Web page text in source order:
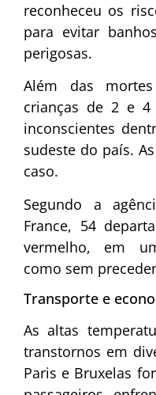
reconheceu os
para evitar
perigosas.
Além das
crianças de 2 e 4
inconscientes
sudeste do país.
caso.
Segundo a
France, 54
vermelho, em
como sem
Transporte e
As altas
transtornos em
Paris e Bruxelas